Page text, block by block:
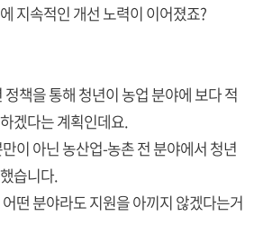
지속적인 개선 노력이 이어졌죠?
책을 통해 청년이 농업 분야에 보다 적
겠다는 계획인데요.
이 아닌 농산업-농촌 전 분야에서 청년
습니다.
떤 분야라도 지원을 아끼지 않겠다는거